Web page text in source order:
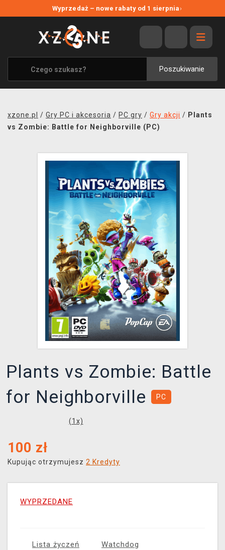
Wyprzedaż – nowe rabaty od 1 sierpnia›
Poszukiwanie
WYPRZEDAŻ
WSZYSTKIE MARKI
XZONE ORIGINALS
UBRANIA I AKCESORIA
SOUNDTRACKI
TRANSPORT
XZONE KLUB
xzone.pl / Gry PC i akcesoria / PC gry / Gry akcji / Plants
vs Zombie: Battle for Neighborville (PC)
Plants vs Zombie: Battle
for Neighborville
PC
(1 x)
100 zł
Kupując otrzymujesz 2 Kredyty
WYPRZEDANE
Lista życzeń Watchdog